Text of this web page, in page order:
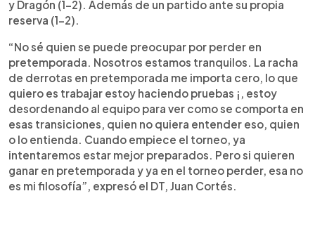
y Dragón (1-2). Además de un partido ante su propia
reserva (1-2).
“No sé quien se puede preocupar por perder en
pretemporada. Nosotros estamos tranquilos. La racha
de derrotas en pretemporada me importa cero, lo que
quiero es trabajar estoy haciendo pruebas ¡, estoy
desordenando al equipo para ver como se comporta en
esas transiciones, quien no quiera entender eso, quien
o lo entienda. Cuando empiece el torneo, ya
intentaremos estar mejor preparados. Pero si quieren
ganar en pretemporada y ya en el torneo perder, esa no
es mi filosofía”, expresó el DT, Juan Cortés.